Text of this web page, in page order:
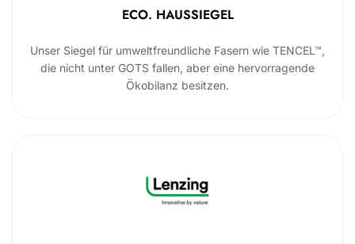
ECO. HAUSSIEGEL
Unser Siegel für umweltfreundliche Fasern wie TENCEL™,
die nicht unter GOTS fallen, aber eine hervorragende
Ökobilanz besitzen.